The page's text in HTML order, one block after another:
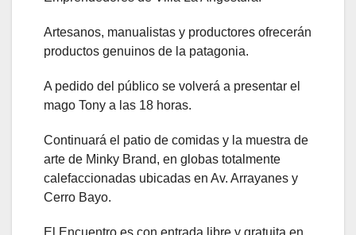
Artesanos, manualistas y productores ofrecerán
productos genuinos de la patagonia.
A pedido del público se volverá a presentar el
mago Tony a las 18 horas.
Continuará el patio de comidas y la muestra de
arte de Minky Brand, en globas totalmente
calefaccionadas ubicadas en Av. Arrayanes y
Cerro Bayo.
El Encuentro es con entrada libre y gratuita en